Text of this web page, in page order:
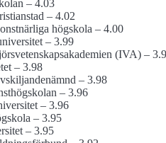
– 4.03
– 4.02
högskola – 4.00
– 3.99
(IVA) –
– 3.98
– 3.98
– 3.96
– 3.96
– 3.95
– 3.95